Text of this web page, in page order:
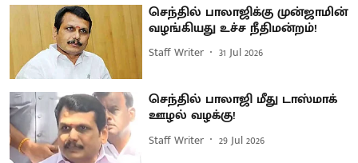
செந்தில் பாலாஜிக்கு முன்ஜாமின்
வழங்கியது உச்ச நீதிமன்றம்!
Staff Writer 31 Jul 2026
செந்தில் பாலாஜி மீது டாஸ்மாக்
ஊழல் வழக்கு!
Staff Writer 29 Jul 2026